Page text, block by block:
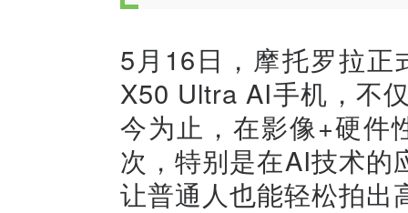
5月16日，摩托罗拉
X50 Ultra AI手机，不
今为止，在影像+硬件
次，特别是在AI技术的
让普通人也能轻松拍出